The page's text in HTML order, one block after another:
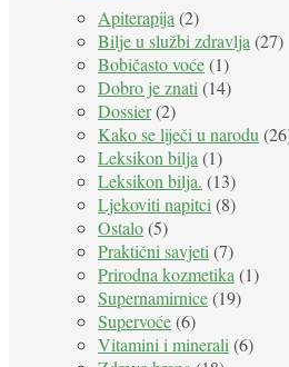
Apiterapija (2)
Bilje u službi zdravlja (27)
Bobičasto voće(1)
Dobro je znati (14)
Dossier(2)
Kako se liječi u narodu
Leksikon bilja (1)
Leksikon bilja. (13)
Ljekoviti napitci (8)
Ostalo(5)
Praktični savjeti (7)
Prirodna kozmetika (1)
Supernamirnice(19)
Supervoće(6)
Vitamini i minerali (6)